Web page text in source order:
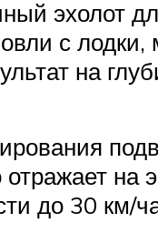
эхолот
с
на
до 30 км/